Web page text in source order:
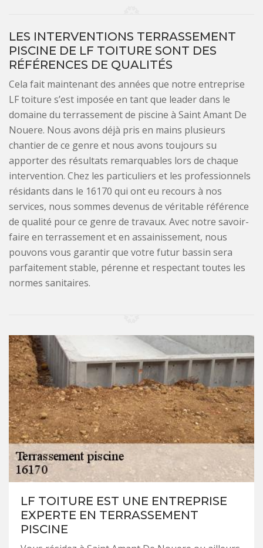
LES INTERVENTIONS TERRASSEMENT
PISCINE DE LF TOITURE SONT DES
RÉFÉRENCES DE QUALITÉS
Cela fait maintenant des années que notre entreprise
LF toiture s’est imposée en tant que leader dans le
domaine du terrassement de piscine à Saint Amant De
Nouere. Nous avons déjà pris en mains plusieurs
chantier de ce genre et nous avons toujours su
apporter des résultats remarquables lors de chaque
intervention. Chez les particuliers et les professionnels
résidants dans le 16170 qui ont eu recours à nos
services, nous sommes devenus de véritable référence
de qualité pour ce genre de travaux. Avec notre savoir-
faire en terrassement et en assainissement, nous
pouvons vous garantir que votre futur bassin sera
parfaitement stable, pérenne et respectant toutes les
normes sanitaires.
LF TOITURE EST UNE ENTREPRISE
EXPERTE EN TERRASSEMENT
PISCINE